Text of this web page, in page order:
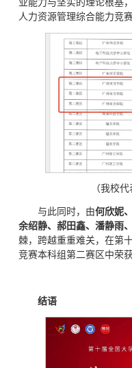
业能力与坚实的理论根基
人力资源管理综合能力竞
（我校
与此同时，由何欣妮
余绍静、郝田鑫、潘静雨
棘，跨越重重难关，在第
竞赛本科组第二赛区中荣
结语